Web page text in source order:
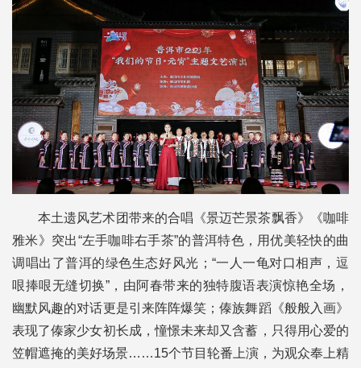
本土遗风艺术团带来的合唱《景迈芒景茶飘香》《咖啡
雅米》突出“左手咖啡右手茶”的普洱特色，用优美轻快的曲
调唱出了普洱的绿色生态好风光；“一人一龟对口相声，逗
哏捧哏无缝切换”，由阿春带来的独特腹语表演惊艳全场，
幽默风趣的对话更是引来阵阵爆笑；傣族舞蹈《般般入画》
表现了傣家少女初长成，憧憬未来却又含蓄，只得用心爱的
笠帽遮掩的美好场景……15个节目轮番上演，为观众奉上精